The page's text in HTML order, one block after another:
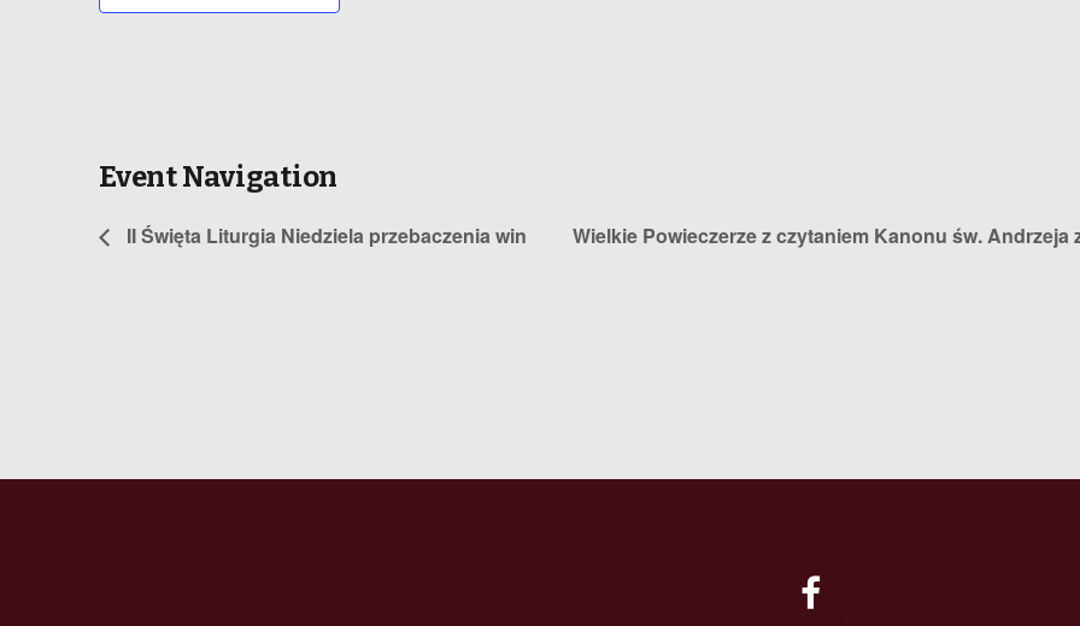
Event Navigation
II Święta Liturgia Niedziela przebaczenia win Wielkie Powieczerze z czytaniem Kanonu św. Andrzeja